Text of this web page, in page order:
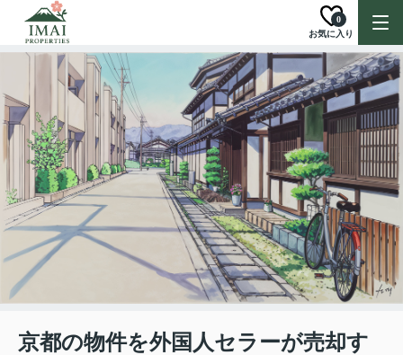
お気に入り
0
京都の物件を外国人セラーが売却す